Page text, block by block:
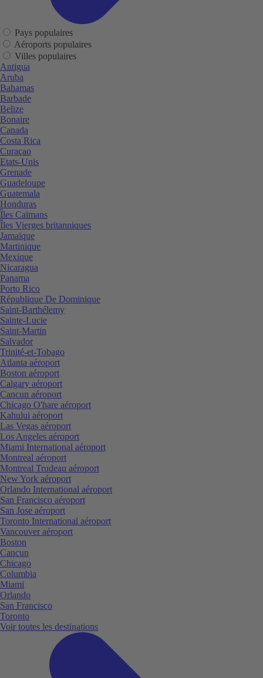
Pays populaires
Aéroports populaires
Villes populaires
Antigua
Aruba
Bahamas
Barbade
Belize
Bonaire
Canada
Costa Rica
Curaçao
Etats-Unis
Grenade
Guadeloupe
Guatemala
Honduras
Îles Caïmans
Îles Vierges britanniques
Jamaïque
Martinique
Mexique
Nicaragua
Panama
Porto Rico
République De Dominique
Saint-Barthélemy
Sainte-Lucie
Saint-Martin
Salvador
Trinité-et-Tobago
Atlanta aéroport
Boston aéroport
Calgary aéroport
Cancun aéroport
Chicago O'hare aéroport
Kahului aéroport
Las Vegas aéroport
Los Angeles aéroport
Miami International aéroport
Montreal aéroport
Montreal Trudeau aéroport
New York aéroport
Orlando International aéroport
San Francisco aéroport
San Jose aéroport
Toronto International aéroport
Vancouver aéroport
Boston
Cancun
Chicago
Columbia
Miami
Orlando
San Francisco
Toronto
Voir toutes les destinations